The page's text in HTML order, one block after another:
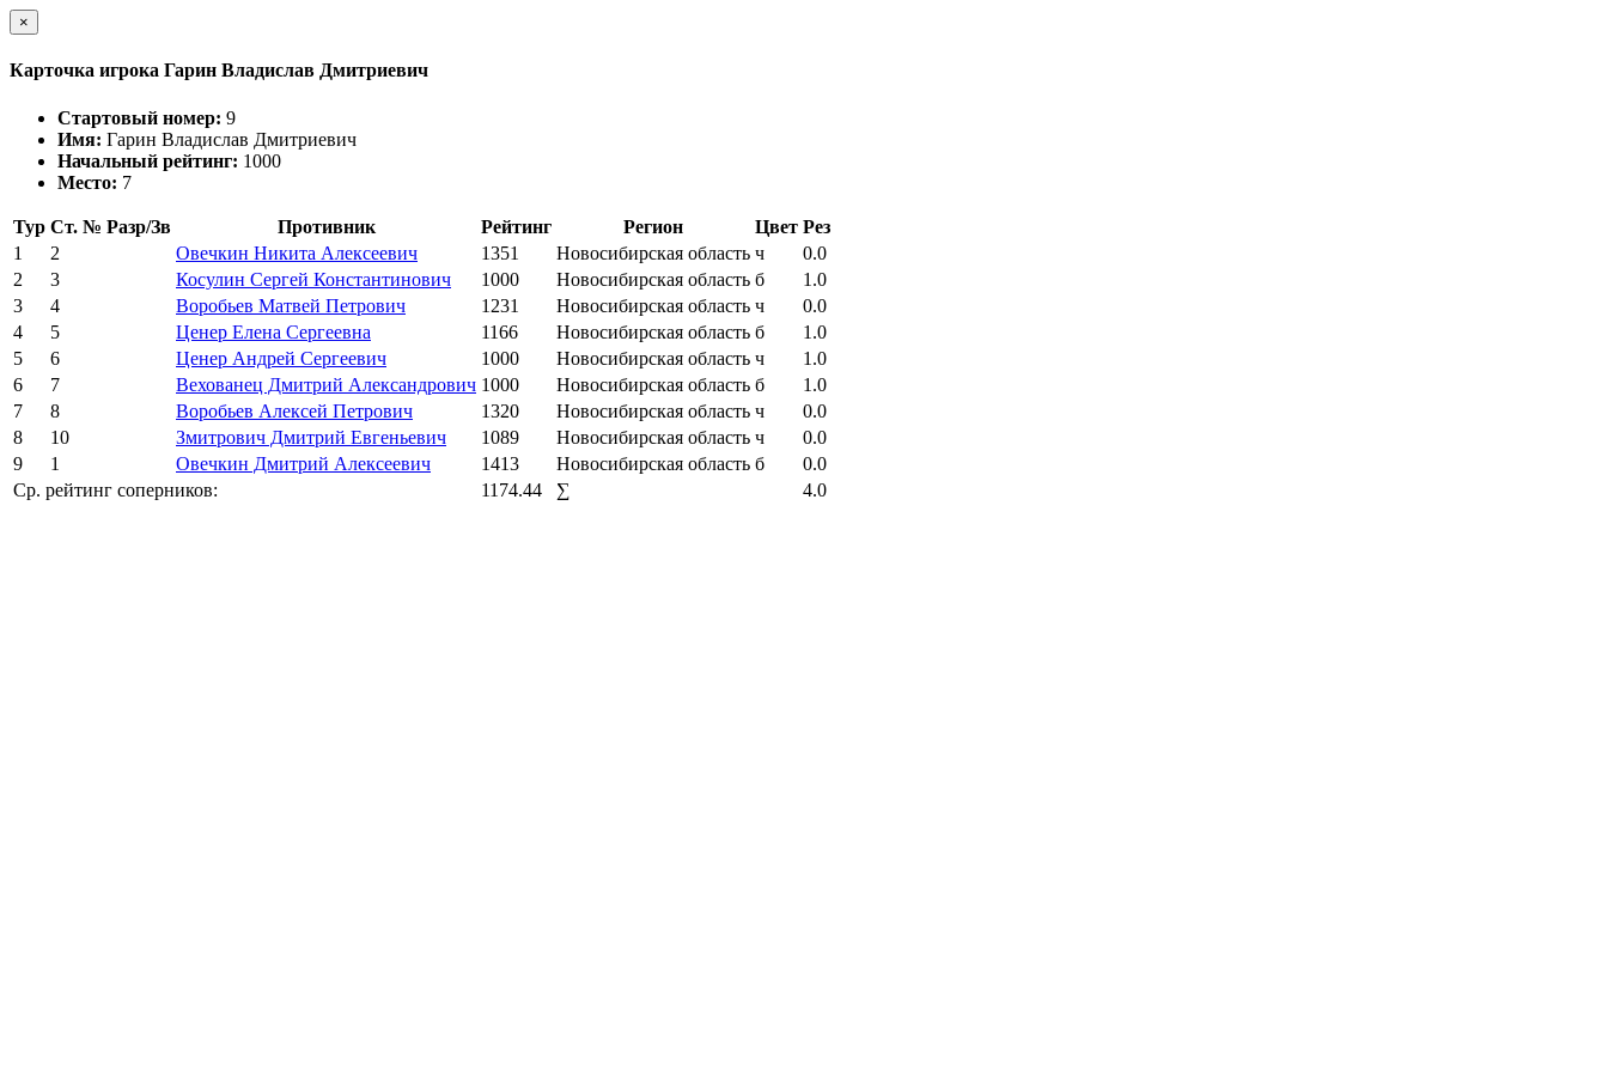
×
Карточка игрока Гарин Владислав Дмитриевич
Стартовый номер: 9
Имя: Гарин Владислав Дмитриевич
Начальный рейтинг: 1000
Место: 7
Тур Ст. № Разр/Зв Противник Рейтинг Регион Цвет Рез
1
2 Овечкин Никита Алексеевич 1351 Новосибирская область ч
0.0
2
3 Косулин Сергей Константинович 1000 Новосибирская область б
1.0
3
4 Воробьев Матвей Петрович 1231 Новосибирская область ч
0.0
4
5 Ценер Елена Сергеевна 1166 Новосибирская область б
1.0
5
6 Ценер Андрей Сергеевич 1000 Новосибирская область ч
1.0
6
7 Вехованец Дмитрий Александрович 1000 Новосибирская область б
1.0
7
8 Воробьев Алексей Петрович 1320 Новосибирская область ч
0.0
8
10 Змитрович Дмитрий Евгеньевич 1089 Новосибирская область ч
0.0
9
1 Овечкин Дмитрий Алексеевич 1413 Новосибирская область б
0.0
Ср. рейтинг соперников:
1174.44 ∑ 4.0